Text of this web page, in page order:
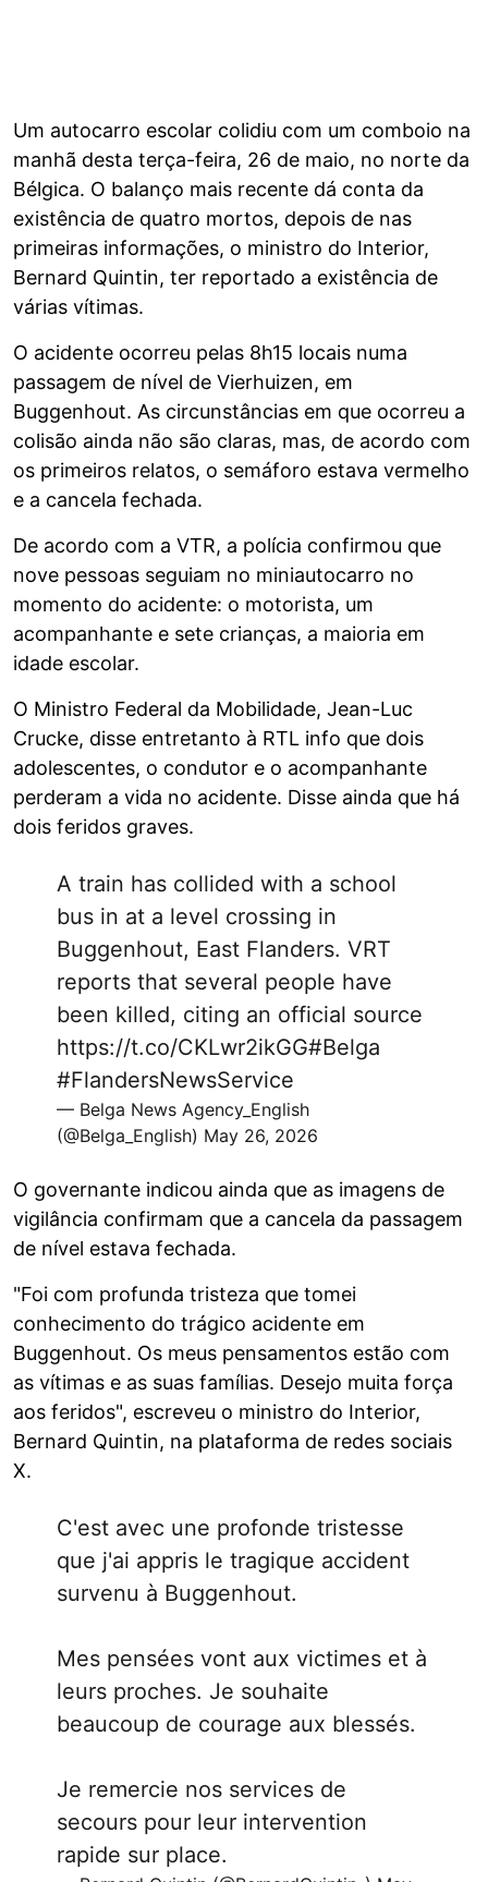
Um autocarro escolar colidiu com um comboio na
manhã desta terça-feira, 26 de maio, no norte da
Bélgica. O balanço mais recente dá conta da
existência de quatro mortos, depois de nas
primeiras informações, o ministro do Interior,
Bernard Quintin, ter reportado a existência de
várias vítimas.
O acidente ocorreu pelas 8h15 locais numa
passagem de nível de Vierhuizen, em
Buggenhout. As circunstâncias em que ocorreu a
colisão ainda não são claras, mas, de acordo com
os primeiros relatos, o semáforo estava vermelho
e a cancela fechada.
De acordo com a VTR, a polícia confirmou que
nove pessoas seguiam no miniautocarro no
momento do acidente: o motorista, um
acompanhante e sete crianças, a maioria em
idade escolar.
O Ministro Federal da Mobilidade, Jean-Luc
Crucke, disse entretanto à RTL info que dois
adolescentes, o condutor e o acompanhante
perderam a vida no acidente. Disse ainda que há
dois feridos graves.
A train has collided with a school
bus in at a level crossing in
Buggenhout, East Flanders. VRT
reports that several people have
been killed, citing an official source
https://t.co/CKLwr2ikGG#Belga
#FlandersNewsService
— Belga News Agency_English
(@Belga_English) May 26, 2026
O governante indicou ainda que as imagens de
vigilância confirmam que a cancela da passagem
de nível estava fechada.
"Foi com profunda tristeza que tomei
conhecimento do trágico acidente em
Buggenhout. Os meus pensamentos estão com
as vítimas e as suas famílias. Desejo muita força
aos feridos", escreveu o ministro do Interior,
Bernard Quintin, na plataforma de redes sociais
X.
C'est avec une profonde tristesse
que j'ai appris le tragique accident
survenu à Buggenhout.
Mes pensées vont aux victimes et à
leurs proches. Je souhaite
beaucoup de courage aux blessés.
Je remercie nos services de
secours pour leur intervention
rapide sur place.